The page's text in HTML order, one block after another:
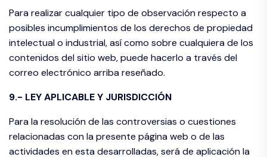
Para realizar cualquier tipo de observación respecto a
posibles incumplimientos de los derechos de propiedad
intelectual o industrial, así como sobre cualquiera de los
contenidos del sitio web, puede hacerlo a través del
correo electrónico arriba reseñado.
9.- LEY APLICABLE Y JURISDICCIÓN
Para la resolución de las controversias o cuestiones
relacionadas con la presente página web o de las
actividades en esta desarrolladas, será de aplicación la